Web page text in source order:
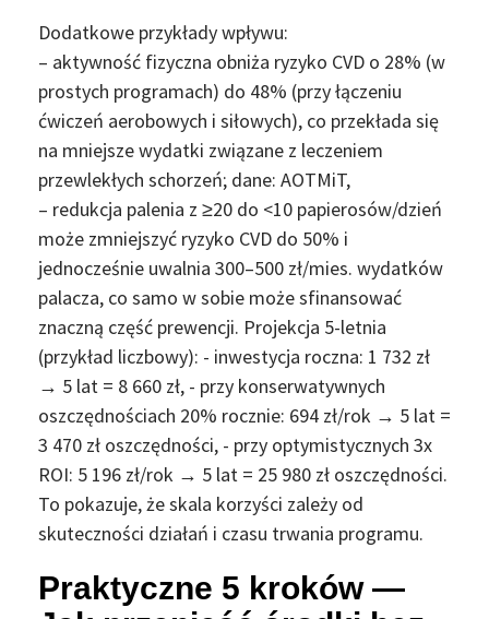
Dodatkowe przykłady wpływu:
– aktywność fizyczna obniża ryzyko CVD o 28% (w
prostych programach) do 48% (przy łączeniu
ćwiczeń aerobowych i siłowych), co przekłada się
na mniejsze wydatki związane z leczeniem
przewlekłych schorzeń; dane: AOTMiT,
– redukcja palenia z ≥20 do <10 papierosów/dzień
może zmniejszyć ryzyko CVD do 50% i
jednocześnie uwalnia 300–500 zł/mies. wydatków
palacza, co samo w sobie może sfinansować
znaczną część prewencji. Projekcja 5-letnia
(przykład liczbowy): - inwestycja roczna: 1 732 zł
→ 5 lat = 8 660 zł, - przy konserwatywnych
oszczędnościach 20% rocznie: 694 zł/rok → 5 lat =
3 470 zł oszczędności, - przy optymistycznych 3x
ROI: 5 196 zł/rok → 5 lat = 25 980 zł oszczędności.
To pokazuje, że skala korzyści zależy od
skuteczności działań i czasu trwania programu.
Praktyczne 5 kroków —